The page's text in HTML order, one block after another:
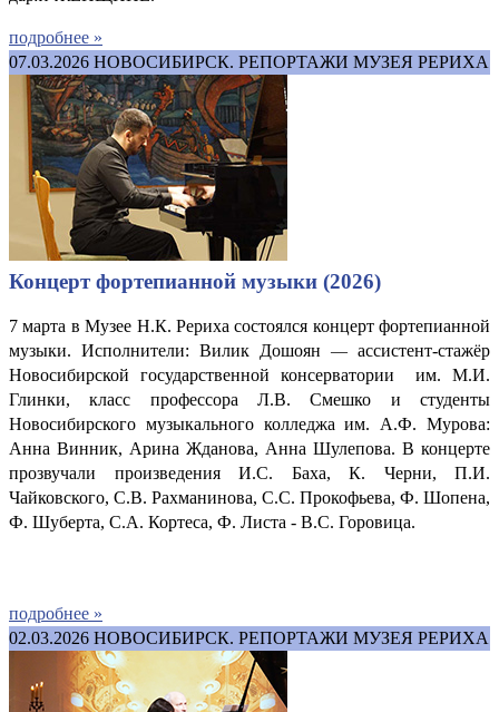
подробнее »
07.03.2026 НОВОСИБИРСК. РЕПОРТАЖИ МУЗЕЯ РЕРИХА
Концерт фортепианной музыки (2026)
7 марта в Музее Н.К. Рериха состоялся концерт фортепианной
музыки. Исполнители: Вилик Дошоян — ассистент-стажёр
Новосибирской государственной консерватории им. М.И.
Глинки, класс профессора Л.В. Смешко и студенты
Новосибирского музыкального колледжа им. А.Ф. Мурова:
Анна Винник, Арина Жданова, Анна Шулепова. В концерте
прозвучали произведения И.С. Баха, К. Черни, П.И.
Чайковского, С.В. Рахманинова, С.С. Прокофьева, Ф. Шопена,
Ф. Шуберта, С.А. Кортеса, Ф. Листа - В.С. Горовица.
подробнее »
02.03.2026 НОВОСИБИРСК. РЕПОРТАЖИ МУЗЕЯ РЕРИХА